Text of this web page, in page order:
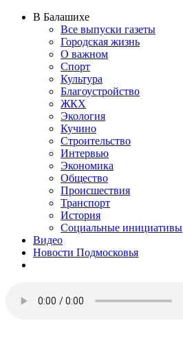
В Балашихе
Все выпуски газеты
Городская жизнь
О важном
Спорт
Культура
Благоустройство
ЖКХ
Экология
Кучино
Строительство
Интервью
Экономика
Общество
Происшествия
Транспорт
История
Социальные инициативы
Видео
Новости Подмосковья